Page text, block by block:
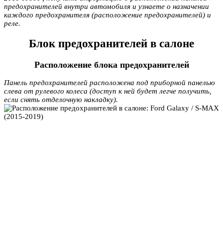
предохранителей внутри автомобиля и узнаете о назначении
каждого предохранителя (расположение предохранителей) и
реле.
Блок предохранителей в салоне
Расположение блока предохранителей
Панель предохранителей расположена под приборной панелью
слева от рулевого колеса (доступ к ней будет легче получить,
если снять отделочную накладку).